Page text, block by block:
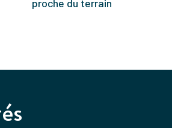
proche du terrain